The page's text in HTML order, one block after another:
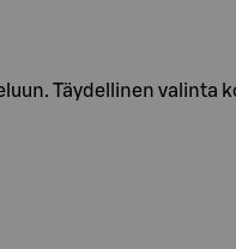
Täydellinen valinta